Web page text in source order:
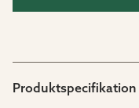
Produktspecifikation